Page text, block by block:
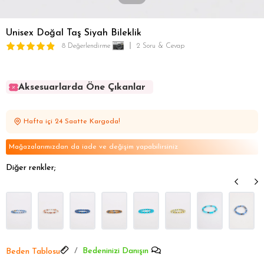
Unisex Doğal Taş Siyah Bileklik
8 Değerlendirme 2 Soru & Cevap
Aksesuarlarda Öne Çıkanlar
Aksesuarlarda Öne Çıkanlar
Hafta içi 24 Saatte Kargoda!
Mağazalarımızdan da iade ve değişim yapabilirsiniz
Diğer renkler;
Beden Tablosu Bedeninizi Danışın